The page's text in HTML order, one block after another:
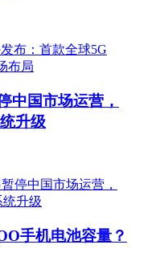
中国市场运营，
升级
手机电池容量？